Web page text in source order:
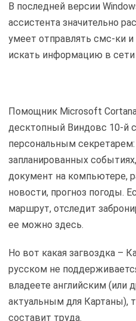
В последней версии
ассистента значительно
умеет отправлять смс-ки
искать информацию в сети
Помощник Microsoft
десктопный Виндовс 10-й
персональным
запланированных
документ на компьютере,
новости, прогноз погоды.
маршрут, отследит
ее можно здесь.
Но вот какая загвоздка –
русском не
владеете английским (или
актуальным для Картаны),
составит труда.